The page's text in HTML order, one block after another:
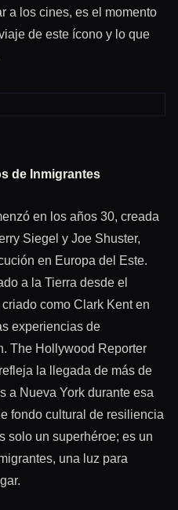
a los cines, es el momento
de este ícono y lo que
de Inmigrantes
en los años 30, creada
Siegel y Joe Shuster,
en Europa del Este.
a la Tierra desde el
como Clark Kent en
experiencias de
The Hollywood Reporter
la llegada de más de
a Nueva York durante esa
fondo cultural de resiliencia
solo un superhéroe; es un
una luz para